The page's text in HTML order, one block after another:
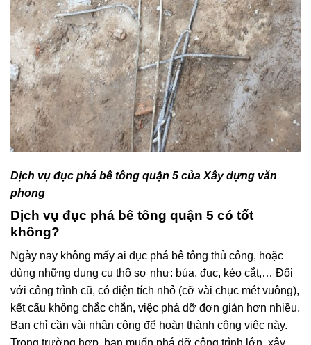
Dịch vụ đục phá bê tông quận 5 của Xây dựng văn
phong
Dịch vụ đục phá bê tông quận 5 có tốt
không?
Ngày nay không mấy ai đục phá bê tông thủ công, hoặc
dùng những dụng cụ thô sơ như: búa, đục, kéo cắt,… Đối
với công trình cũ, có diện tích nhỏ (cỡ vài chục mét vuông),
kết cấu không chắc chắn, việc phá dỡ đơn giản hơn nhiều.
Bạn chỉ cần vài nhân công để hoàn thành công việc này.
Trong trường hợp, bạn muốn phá dỡ công trình lớn, xây